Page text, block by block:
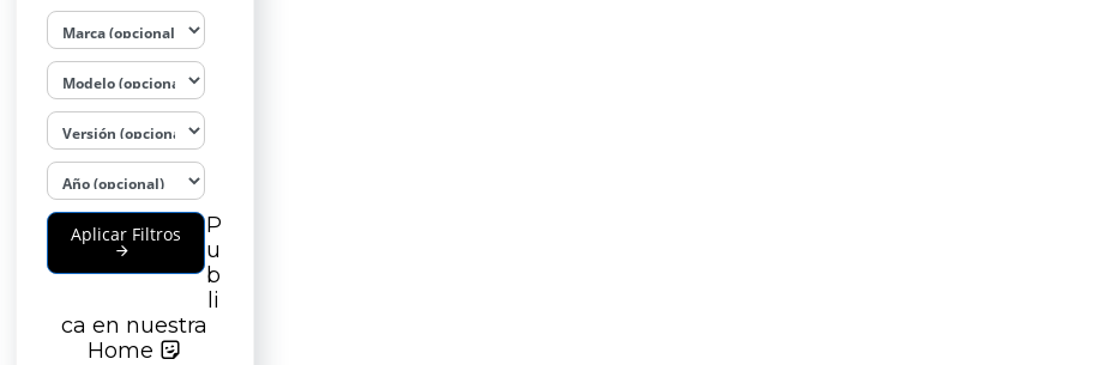
P
u
b
li
ca en nuestra
Home